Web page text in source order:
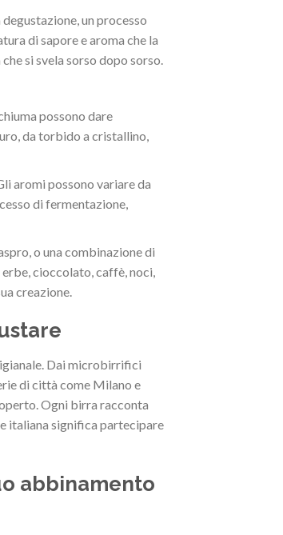
un processo
di sapore e aroma che la
si svela sorso dopo sorso.
possono dare
da torbido a cristallino,
aromi possono variare da
di fermentazione,
o una combinazione di
cioccolato, caffè, noci,
creazione.
Dai microbirrifici
di città come Milano e
Ogni birra racconta
italiana significa partecipare
abbinamento